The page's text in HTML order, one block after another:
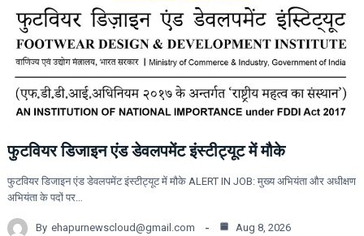
फुटवियर डिजाइन एंड डेवलपमेंट इंस्टीट्यूट में मौके
फुटवियर डिजाइन एंड डेवलपमेंट इंस्टीट्यूट में मौके ALERT IN JOB: मुख्य अभियंता और अधीक्षण
अभियंता के पदों पर…
By ehapurnewscloud@gmail.com Aug 8, 2026